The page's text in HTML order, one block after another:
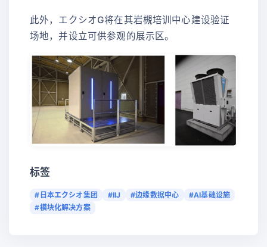
此外，エクシオG将在其岩槻培训中心建设验证
场地，并设立可供参观的展示区。
标签
#日本エクシオ集团 #IIJ #边缘数据中心
#AI基础设施
#模块化解决方案